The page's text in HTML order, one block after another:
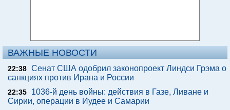
ВАЖНЫЕ НОВОСТИ
22:38 Сенат США одобрил законопроект Линдси Грэма о
санкциях против Ирана и России
22:35
1036-й день войны: действия в Газе, Ливане и
Сирии, операции в Иудее и Самарии